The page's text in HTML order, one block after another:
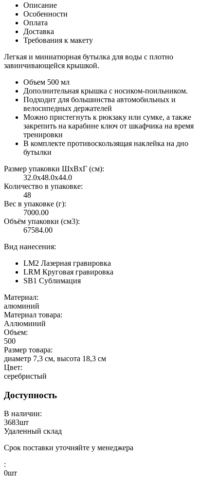
Описание
Особенности
Оплата
Доставка
Требования к макету
Легкая и миниатюрная бутылка для воды с плотно
завинчивающейся крышкой.
Объем 500 мл
Дополнительная крышка с носиком-поильником.
Подходит для большинства автомобильных и
велосипедных держателей
Можно пристегнуть к рюкзаку или сумке, а также
закрепить на карабине ключ от шкафчика на время
тренировки
В комплекте противоскользящая наклейка на дно
бутылки
Размер упаковки ШxВxГ (см):
32.0x48.0x44.0
Количество в упаковке:
48
Вес в упаковке (г):
7000.00
Объём упаковки (см3):
67584.00
Вид нанесения:
LM2 Лазерная гравировка
LRM Круговая гравировка
SB1 Сублимация
Материал:
алюминий
Материал товара:
Аллюминий
Объем:
500
Размер товара:
диаметр 7,3 см, высота 18,3 см
Цвет:
серебристый
Доступность
В наличии:
3683шт
Удаленный склад
Срок поставки уточняйте у менеджера
:
0шт